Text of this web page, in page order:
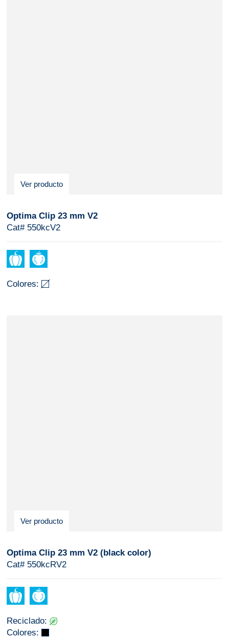
Ver producto
Optima Clip 23 mm V2
Cat# 550kcV2
Colores:
Ver producto
Optima Clip 23 mm V2 (black color)
Cat# 550kcRV2
Reciclado:
Colores: